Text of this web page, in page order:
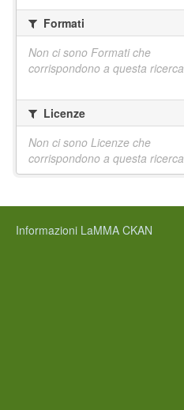
Formati
Non ci sono Formati che
corrispondono a questa ricerca
Licenze
Non ci sono Licenze che
corrispondono a questa ricerca
Informazioni LaMMA CKAN